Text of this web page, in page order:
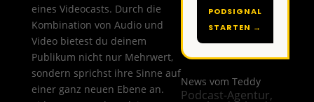
eines Videocasts. Durch die
Kombination von Audio und
Video bietest du deinem
Publikum nicht nur Mehrwert,
sondern sprichst ihre Sinne auf
einer ganz neuen Ebene an.
PODSIGNAL
STARTEN →
News vom Teddy
Podcast-Agentur,